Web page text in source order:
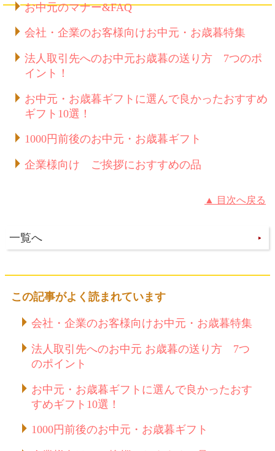
お中元のマナー&FAQ
会社・企業のお客様向けお中元・お歳暮特集
法人取引先へのお中元お歳暮の送り方 7つのポ
イント！
お中元・お歳暮ギフトに選んで良かったおすすめ
ギフト10選！
1000円前後のお中元・お歳暮ギフト
企業様向け ご挨拶におすすめの品
▲ 目次へ戻る
一覧へ
この記事がよく読まれています
会社・企業のお客様向けお中元・お歳暮特集
法人取引先へのお中元 お歳暮の送り方 7つ
のポイント
お中元・お歳暮ギフトに選んで良かったおす
すめギフト10選！
1000円前後のお中元・お歳暮ギフト